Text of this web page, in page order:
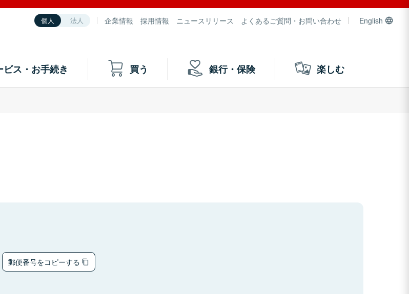
個人 法人 企業情報 採用情報 ニュースリリース よくあるご質問・お問い合わせ English
ビス・お手続き 買う 銀行・保険 楽しむ
郵便番号をコピーする